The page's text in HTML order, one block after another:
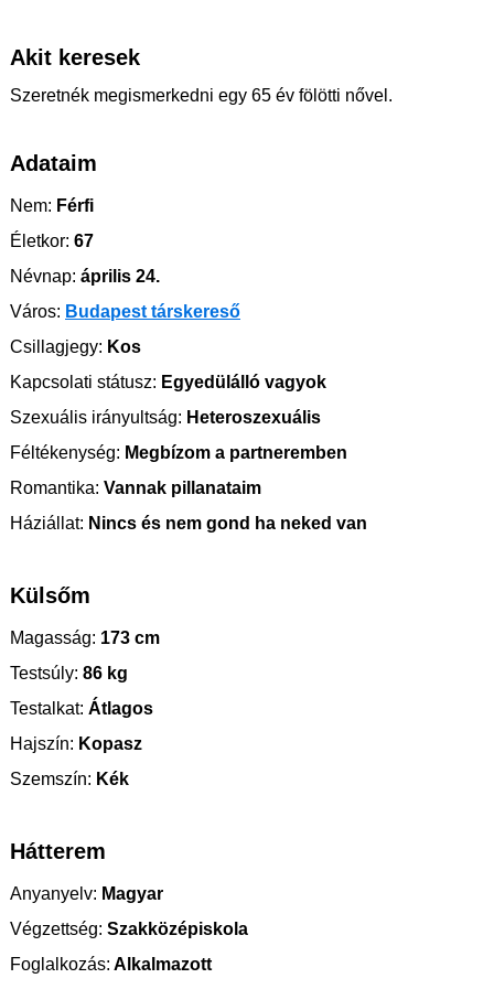
Akit keresek
Szeretnék megismerkedni egy 65 év fölötti nővel.
Adataim
Nem: Férfi
Életkor: 67
Névnap: április 24.
Város: Budapest társkereső
Csillagjegy: Kos
Kapcsolati státusz: Egyedülálló vagyok
Szexuális irányultság: Heteroszexuális
Féltékenység: Megbízom a partneremben
Romantika: Vannak pillanataim
Háziállat: Nincs és nem gond ha neked van
Külsőm
Magasság: 173 cm
Testsúly: 86 kg
Testalkat: Átlagos
Hajszín: Kopasz
Szemszín: Kék
Hátterem
Anyanyelv: Magyar
Végzettség: Szakközépiskola
Foglalkozás: Alkalmazott